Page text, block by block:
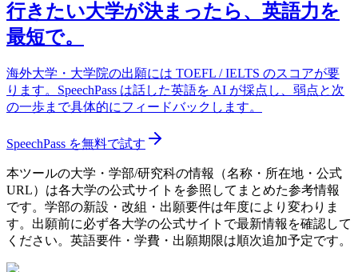
行きたい大学が決まったら、英語力を
最短で。
海外大学・大学院の出願には TOEFL / IELTS のスコアが要
ります。SpeechPass は話した英語を AI が採点し、弱点と次
の一歩まで具体的にフィードバックします。
SpeechPass を無料で試す
本ツールの大学・学部/研究科の情報（名称・所在地・公式
URL）は各大学の公式サイトを参照してまとめた参考情報
です。学部の新設・改組・出願要件は年度により変わりま
す。出願前に必ず各大学の公式サイトで最新情報を確認して
ください。英語要件・学費・出願期限は順次追加予定です。